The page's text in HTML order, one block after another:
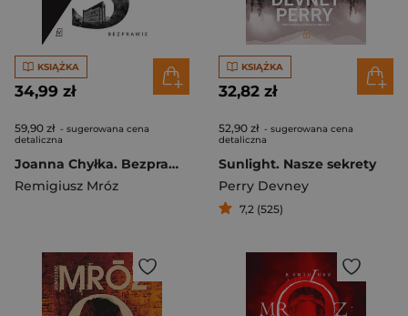
KSIĄŻKA
34,99 zł
59,90 zł - sugerowana cena
detaliczna
Joanna Chyłka. Bezprawie. Wydanie specjalne
Remigiusz Mróz
KSIĄŻKA
32,82 zł
52,90 zł - sugerowana cena
detaliczna
Sunlight. Nasze sekrety
Perry Devney
7,2 (525)